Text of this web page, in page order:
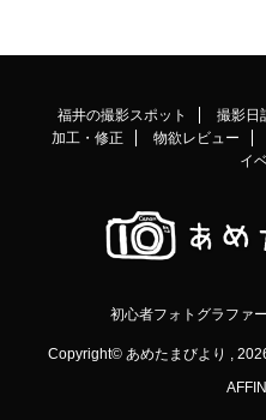
福井の撮影スポット 撮影日
加工・修正
物欲レビュー
イ
初心者フォトグラファ
Copyright© あめたまびより ,